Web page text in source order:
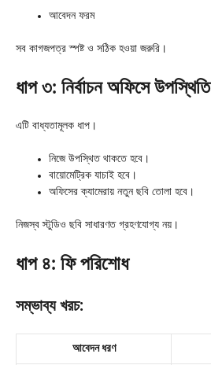
আবেদন ফরম
সব কাগজপত্র স্পষ্ট ও সঠিক হওয়া জরুরি।
ধাপ ৩: নির্বাচন অফিসে উপস্থিতি
এটি বাধ্যতামূলক ধাপ।
নিজে উপস্থিত থাকতে হবে।
বায়োমেট্রিক যাচাই হবে।
অফিসের ক্যামেরায় নতুন ছবি তোলা হবে।
নিজস্ব স্টুডিও ছবি সাধারণত গ্রহণযোগ্য নয়।
ধাপ ৪: ফি পরিশোধ
সম্ভাব্য খরচ:
আবেদন ধরণ